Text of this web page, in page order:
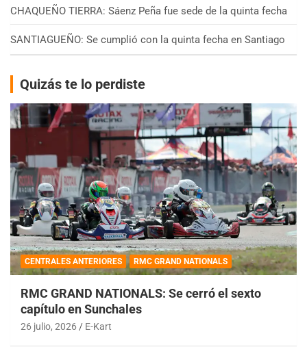
CHAQUEÑO TIERRA: Sáenz Peña fue sede de la quinta fecha
SANTIAGUEÑO: Se cumplió con la quinta fecha en Santiago
Quizás te lo perdiste
CENTRALES ANTERIORES RMC GRAND NATIONALS
RMC GRAND NATIONALS: Se cerró el sexto
capítulo en Sunchales
26 julio, 2026 E-Kart